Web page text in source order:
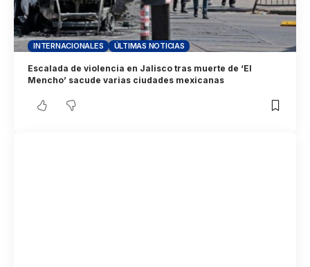
INTERNACIONALES ÚLTIMAS NOTICIAS
Escalada de violencia en Jalisco tras muerte de ‘El
Mencho’ sacude varias ciudades mexicanas